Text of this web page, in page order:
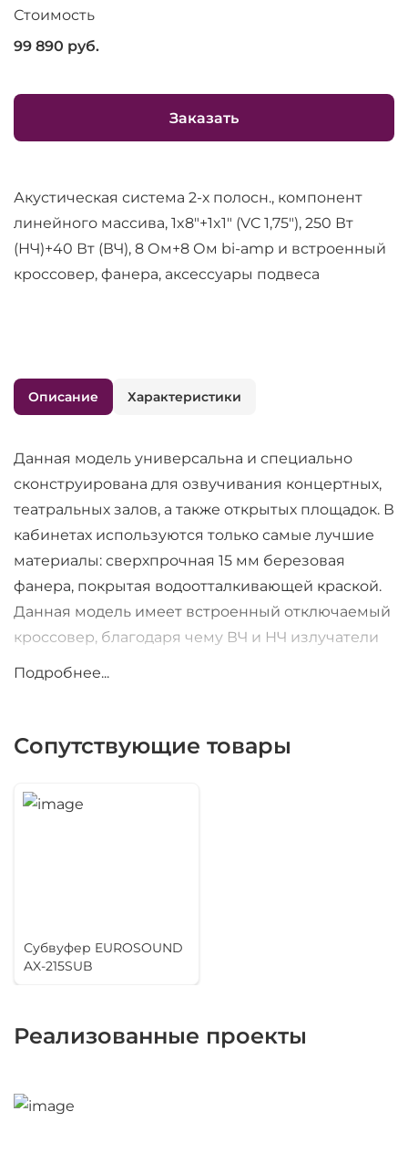
Стоимость
99 890 руб.
Заказать
Акустическая система 2-х полосн., компонент
линейного массива, 1x8"+1x1" (VC 1,75"), 250 Вт
(НЧ)+40 Вт (ВЧ), 8 Ом+8 Ом bi-amp и встроенный
кроссовер, фанера, аксессуары подвеса
Описание Характеристики
Данная модель универсальна и специально
сконструирована для озвучивания концертных,
театральных залов, а также открытых площадок. В
кабинетах используются только самые лучшие
материалы: сверхпрочная 15 мм березовая
фанера, покрытая водоотталкивающей краской.
Данная модель имеет встроенный отключаемый
кроссовер, благодаря чему ВЧ и НЧ излучатели
можно подключать к разным усилителям либо к
Подробнее...
Сопутствующие товары
Субвуфер EUROSOUND
AX-215SUB
Реализованные проекты